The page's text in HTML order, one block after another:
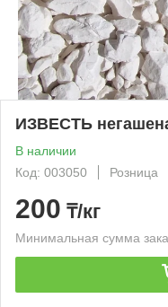
ИЗВЕСТЬ
В наличии
Код: 003050
Розница
200 ₸/кг
Минимальная сумма